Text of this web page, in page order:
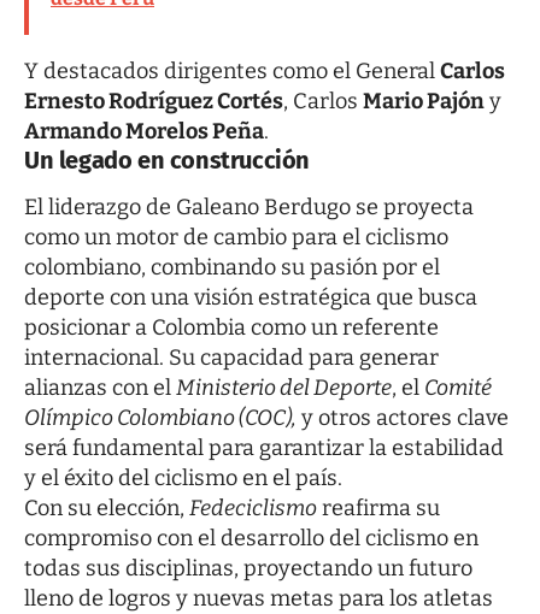
Y destacados dirigentes como el GeneralCarlos
Ernesto Rodríguez Cortés, Carlos Mario Pajóny
Armando Morelos Peña.
Un legado en construcción
El liderazgo de Galeano Berdugo se proyecta
como un motor de cambio para el ciclismo
colombiano, combinando su pasión por el
deporte con una visión estratégica que busca
posicionar a Colombia como un referente
internacional. Su capacidad para generar
alianzas con elMinisterio del Deporte, el Comité
Olímpico Colombiano (COC), y otros actores clave
será fundamental para garantizar la estabilidad
y el éxito del ciclismo en el país.
Con su elección, Fedeciclismoreafirma su
compromiso con el desarrollo del ciclismo en
todas sus disciplinas, proyectando un futuro
lleno de logros y nuevas metas para los atletas